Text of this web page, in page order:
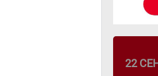
22